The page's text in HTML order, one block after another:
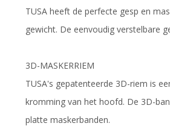
TUSA heeft de perfecte gesp en
gewicht. De eenvoudig verstelbare
3D-MASKERRIEM
TUSA's gepatenteerde 3D-riem is
kromming van het hoofd. De 3D-
platte maskerbanden.